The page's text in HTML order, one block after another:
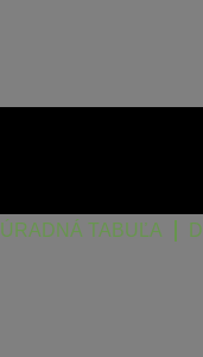
ÚRADNÁ TABUĽA